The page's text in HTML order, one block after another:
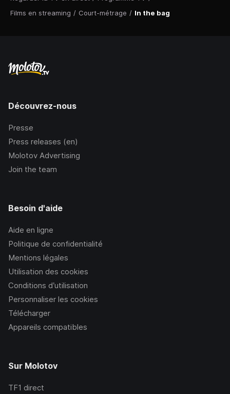
Films en streaming / Court-métrage / In the bag
Découvrez-nous
Presse
Press releases (en)
Molotov Advertising
Join the team
Besoin d'aide
Aide en ligne
Politique de confidentialité
Mentions légales
Utilisation des cookies
Conditions d’utilisation
Personnaliser les cookies
Télécharger
Appareils compatibles
Sur Molotov
TF1 direct